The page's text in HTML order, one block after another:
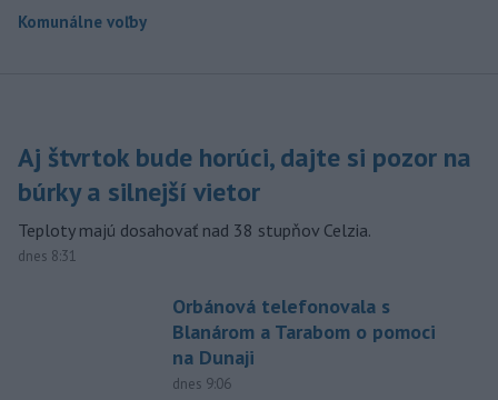
Komunálne voľby
Aj štvrtok bude horúci, dajte si pozor na
búrky a silnejší vietor
Teploty majú dosahovať nad 38 stupňov Celzia.
dnes 8:31
Orbánová telefonovala s
Blanárom a Tarabom o pomoci
na Dunaji
dnes 9:06